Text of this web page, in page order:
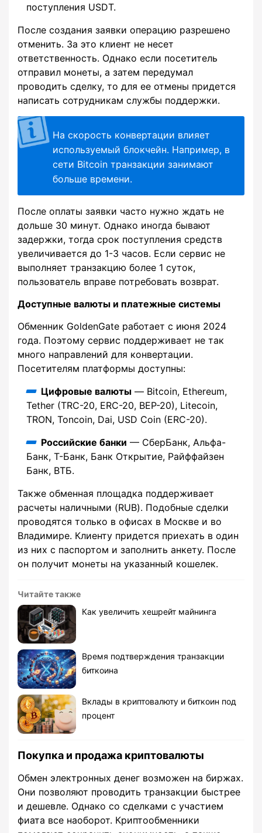
поступления USDT.
После создания заявки операцию разрешено
отменить. За это клиент не несет
ответственность. Однако если посетитель
отправил монеты, а затем передумал
проводить сделку, то для ее отмены придется
написать сотрудникам службы поддержки.
На скорость конвертации влияет
используемый блокчейн. Например, в
сети Bitcoin транзакции занимают
больше времени.
После оплаты заявки часто нужно ждать не
дольше 30 минут. Однако иногда бывают
задержки, тогда срок поступления средств
увеличивается до 1-3 часов. Если сервис не
выполняет транзакцию более 1 суток,
пользователь вправе потребовать возврат.
Доступные валюты и платежные системы
Обменник GoldenGate работает с июня 2024
года. Поэтому сервис поддерживает не так
много направлений для конвертации.
Посетителям платформы доступны:
Цифровые валюты — Bitcoin, Ethereum,
Tether (TRC-20, ERC-20, BEP-20), Litecoin,
TRON, Toncoin, Dai, USD Coin (ERC-20).
Российские банки — СберБанк, Альфа-
Банк, Т-Банк, Банк Открытие, Райффайзен
Банк, ВТБ.
Также обменная площадка поддерживает
расчеты наличными (RUB). Подобные сделки
проводятся только в офисах в Москве и во
Владимире. Клиенту придется приехать в один
из них с паспортом и заполнить анкету. После
он получит монеты на указанный кошелек.
Читайте также
Как увеличить хешрейт майнинга
Время подтверждения транзакции
биткоина
Вклады в криптовалюту и биткоин под
процент
Покупка и продажа криптовалюты
Обмен электронных денег возможен на биржах.
Они позволяют проводить транзакции быстрее
и дешевле. Однако со сделками с участием
фиата все наоборот. Криптообменники